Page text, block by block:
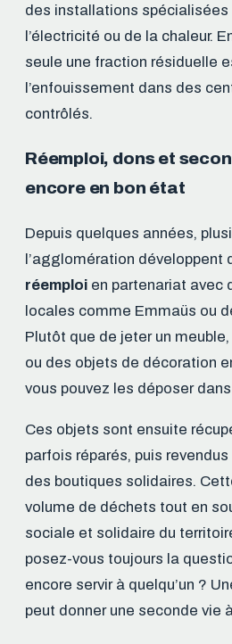
des installations spécialisées
l’électricité ou de la chaleur.
seule une fraction résiduelle
l’enfouissement dans des
contrôlés.
Réemploi, dons et
encore en bon état
Depuis quelques années,
l’agglomération développent
réemploi en partenariat avec
locales comme Emmaüs ou
Plutôt que de jeter un
ou des objets de décoration
vous pouvez les déposer
Ces objets sont ensuite
parfois réparés, puis
des boutiques solidaires.
volume de déchets tout en
sociale et solidaire du
posez-vous toujours la
encore servir à quelqu’un ?
peut donner une seconde vie